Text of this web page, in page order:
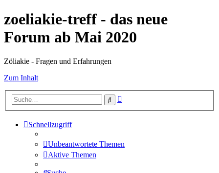
zoeliakie-treff - das neue
Forum ab Mai 2020
Zöliakie - Fragen und Erfahrungen
Zum Inhalt
Suche
Schnellzugriff
Unbeantwortete Themen
Aktive Themen